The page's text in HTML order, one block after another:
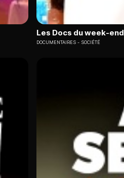
Les Docs du week-end
DOCUMENTAIRES SOCIÉTÉ